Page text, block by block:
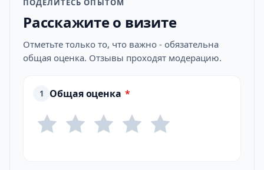
ПОДЕЛИТЕСЬ ОПЫТОМ
Расскажите о визите
Отметьте только то, что важно - обязательна
общая оценка. Отзывы проходят модерацию.
1 Общая оценка *